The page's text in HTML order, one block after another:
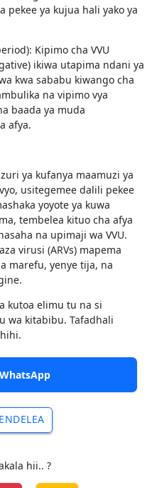
pekee ya kujua hali yako ya
Kipimo cha VVU
ikiwa utapima ndani ya
kwa sababu kiwango cha
na vipimo vya
baada ya muda
afya.
ya kufanya maamuzi ya
usitegemee dalili pekee
yoyote ya kuwa
tembelea kituo cha afya
na upimaji wa VVU.
virusi (ARVs) mapema
marefu, yenye tija, na
kutoa elimu tu na si
wa kitabibu. Tafadhali
ENDELEA
hii.. ?